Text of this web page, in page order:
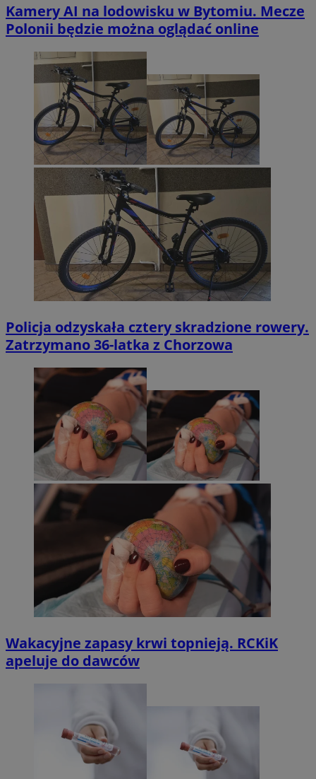
Kamery AI na lodowisku w Bytomiu. Mecze
Polonii będzie można oglądać online
Policja odzyskała cztery skradzione rowery.
Zatrzymano 36-latka z Chorzowa
Wakacyjne zapasy krwi topnieją. RCKiK
apeluje do dawców